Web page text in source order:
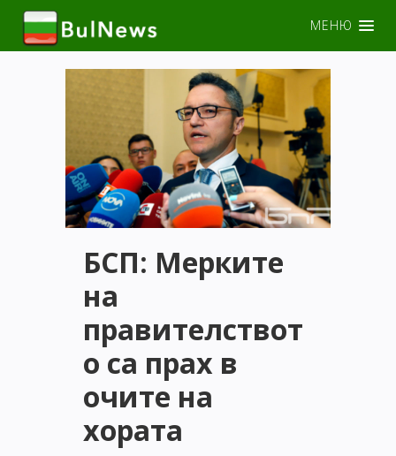
МЕНЮ
БСП: Мерките
на
правителствот
о са прах в
очите на
хората